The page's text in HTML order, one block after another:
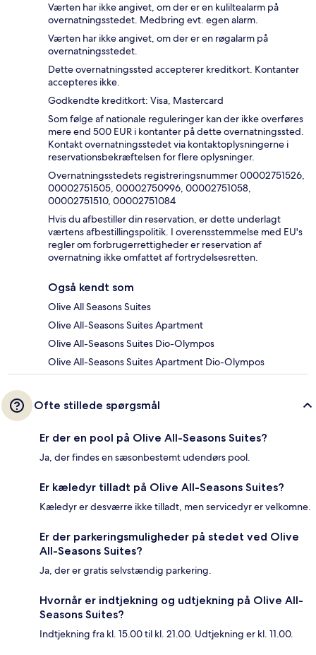
Værten har ikke angivet, om der er en kuliltealarm på
overnatningsstedet. Medbring evt. egen alarm.
Værten har ikke angivet, om der er en røgalarm på
overnatningsstedet.
Dette overnatningssted accepterer kreditkort. Kontanter
accepteres ikke.
Godkendte kreditkort: Visa, Mastercard
Som følge af nationale reguleringer kan der ikke overføres
mere end 500 EUR i kontanter på dette overnatningssted.
Kontakt overnatningsstedet via kontaktoplysningerne i
reservationsbekræftelsen for flere oplysninger.
Overnatningsstedets registreringsnummer 00002751526,
00002751505, 00002750996, 00002751058,
00002751510, 00002751084
Hvis du afbestiller din reservation, er dette underlagt
værtens afbestillingspolitik. I overensstemmelse med EU's
regler om forbrugerrettigheder er reservation af
overnatning ikke omfattet af fortrydelsesretten.
Også kendt som
Olive All Seasons Suites
Olive All-Seasons Suites Apartment
Olive All-Seasons Suites Dio-Olympos
Olive All-Seasons Suites Apartment Dio-Olympos
Ofte stillede spørgsmål
Er der en pool på Olive All-Seasons Suites?
Ja, der findes en sæsonbestemt udendørs pool.
Er kæledyr tilladt på Olive All-Seasons Suites?
Kæledyr er desværre ikke tilladt, men servicedyr er velkomne.
Er der parkeringsmuligheder på stedet ved Olive
All-Seasons Suites?
Ja, der er gratis selvstændig parkering.
Hvornår er indtjekning og udtjekning på Olive All-
Seasons Suites?
Indtjekning fra kl. 15.00 til kl. 21.00. Udtjekning er kl. 11.00.